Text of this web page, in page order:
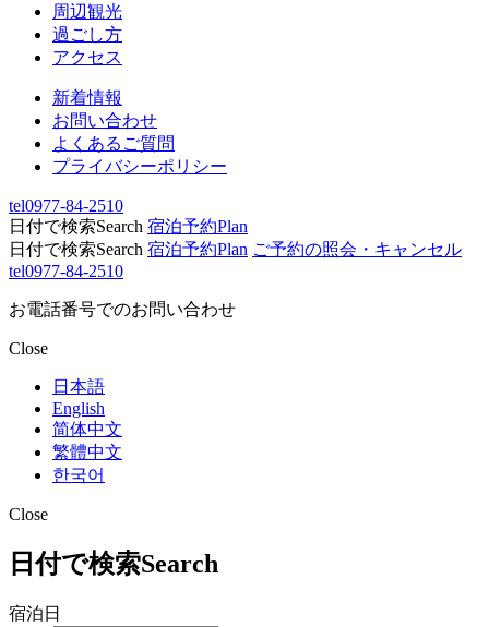
周辺観光
過ごし方
アクセス
新着情報
お問い合わせ
よくあるご質問
プライバシーポリシー
tel0977-84-2510
日付で検索Search 宿泊予約Plan
日付で検索Search 宿泊予約Plan ご予約の照会・キャンセル
tel0977-84-2510
お電話番号でのお問い合わせ
Close
日本語
English
简体中文
繁體中文
한국어
Close
日付で検索Search
宿泊日